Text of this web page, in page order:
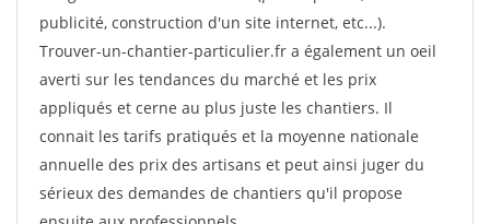
publicité, construction d'un site internet, etc...).
Trouver-un-chantier-particulier.fr a également un oeil
averti sur les tendances du marché et les prix
appliqués et cerne au plus juste les chantiers. Il
connait les tarifs pratiqués et la moyenne nationale
annuelle des prix des artisans et peut ainsi juger du
sérieux des demandes de chantiers qu'il propose